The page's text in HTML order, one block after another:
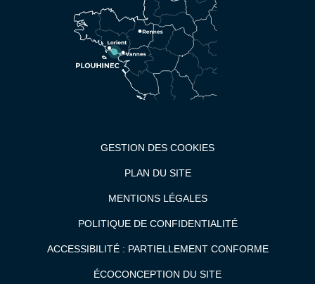
GESTION DES COOKIES
PLAN DU SITE
MENTIONS LÉGALES
POLITIQUE DE CONFIDENTIALITÉ
ACCESSIBILITÉ : PARTIELLEMENT CONFORME
ÉCOCONCEPTION DU SITE